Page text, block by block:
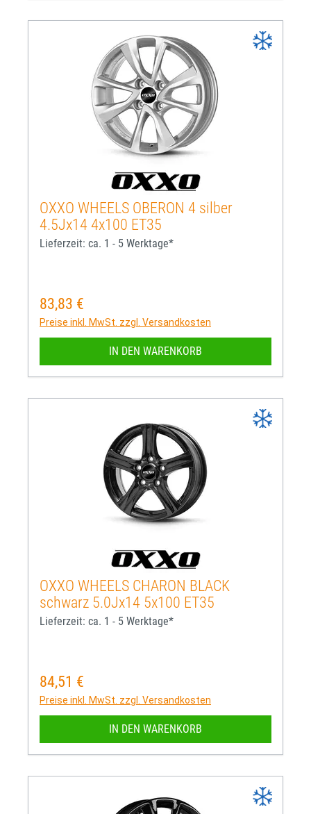
OXXO WHEELS OBERON 4 silber
4.5Jx14 4x100 ET35
Lieferzeit: ca. 1 - 5 Werktage*
Regulärer Preis:
83,83 €
Preise inkl. MwSt. zzgl. Versandkosten
IN DEN WARENKORB
OXXO WHEELS CHARON BLACK
schwarz 5.0Jx14 5x100 ET35
Lieferzeit: ca. 1 - 5 Werktage*
Regulärer Preis:
84,51 €
Preise inkl. MwSt. zzgl. Versandkosten
IN DEN WARENKORB